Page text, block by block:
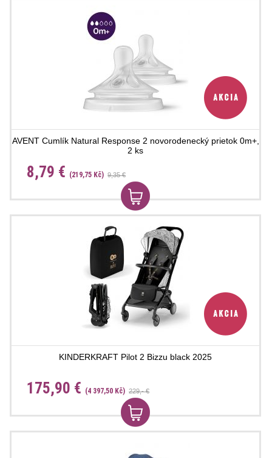
AVENT Cumlík Natural Response 2 novorodenecký prietok 0m+,
2 ks
8,79 € (219,75 Kč) 9,35 €
KINDERKRAFT Pilot 2 Bizzu black 2025
175,90 € (4 397,50 Kč) 229,- €